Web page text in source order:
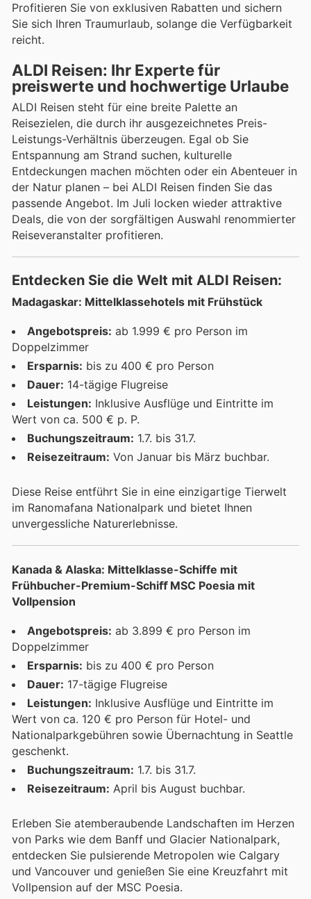
Profitieren Sie von exklusiven Rabatten und sichern
Sie sich Ihren Traumurlaub, solange die Verfügbarkeit
reicht.
ALDI Reisen: Ihr Experte für
preiswerte und hochwertige Urlaube
ALDI Reisen steht für eine breite Palette an
Reisezielen, die durch ihr ausgezeichnetes Preis-
Leistungs-Verhältnis überzeugen. Egal ob Sie
Entspannung am Strand suchen, kulturelle
Entdeckungen machen möchten oder ein Abenteuer in
der Natur planen – bei ALDI Reisen finden Sie das
passende Angebot. Im Juli locken wieder attraktive
Deals, die von der sorgfältigen Auswahl renommierter
Reiseveranstalter profitieren.
Entdecken Sie die Welt mit ALDI Reisen:
Madagaskar: Mittelklassehotels mit Frühstück
Angebotspreis: ab 1.999 € pro Person im
Doppelzimmer
Ersparnis: bis zu 400 € pro Person
Dauer: 14-tägige Flugreise
Leistungen: Inklusive Ausflüge und Eintritte im
Wert von ca. 500 € p. P.
Buchungszeitraum: 1.7. bis 31.7.
Reisezeitraum: Von Januar bis März buchbar.
Diese Reise entführt Sie in eine einzigartige Tierwelt
im Ranomafana Nationalpark und bietet Ihnen
unvergessliche Naturerlebnisse.
Kanada & Alaska: Mittelklasse-Schiffe mit
Frühbucher-Premium-Schiﬀ MSC Poesia mit
Vollpension
Angebotspreis: ab 3.899 € pro Person im
Doppelzimmer
Ersparnis: bis zu 400 € pro Person
Dauer: 17-tägige Flugreise
Leistungen: Inklusive Ausflüge und Eintritte im
Wert von ca. 120 € pro Person für Hotel- und
Nationalparkgebühren sowie Übernachtung in Seattle
geschenkt.
Buchungszeitraum: 1.7. bis 31.7.
Reisezeitraum: April bis August buchbar.
Erleben Sie atemberaubende Landschaften im Herzen
von Parks wie dem Banff und Glacier Nationalpark,
entdecken Sie pulsierende Metropolen wie Calgary
und Vancouver und genießen Sie eine Kreuzfahrt mit
Vollpension auf der MSC Poesia.